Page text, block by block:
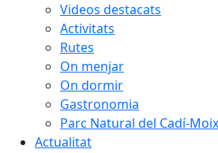
Videos destacats
Activitats
Rutes
On menjar
On dormir
Gastronomia
Parc Natural del Cadí-
Actualitat